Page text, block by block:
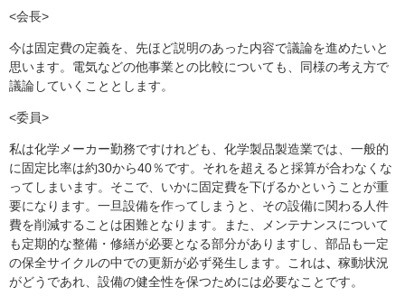
<会長>
今は固定費の定義を、先ほど説明のあった内容で議論を進めたいと
思います。電気などの他事業との比較についても、同様の考え方で
議論していくこととします。
<委員>
私は化学メーカー勤務ですけれども、化学製品製造業では、一般的
に固定比率は約30から40％です。それを超えると採算が合わなくな
ってしまいます。そこで、いかに固定費を下げるかということが重
要になります。一旦設備を作ってしまうと、その設備に関わる人件
費を削減することは困難となります。また、メンテナンスについて
も定期的な整備・修繕が必要となる部分がありますし、部品も一定
の保全サイクルの中での更新が必ず発生します。これは、 稼動状況
がどうであれ、設備の健全性を保つためには必要なことです。